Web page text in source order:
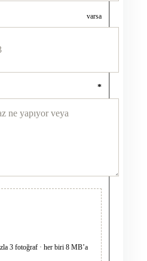
varsa
*
3 fotoğraf · her biri 8 MB’a